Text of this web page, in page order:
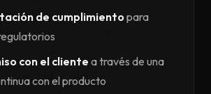
de cumplimiento para
con el cliente a través de una
con el producto